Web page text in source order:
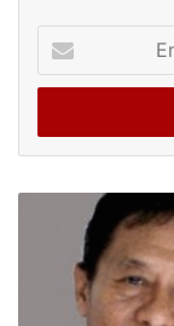
your
Email